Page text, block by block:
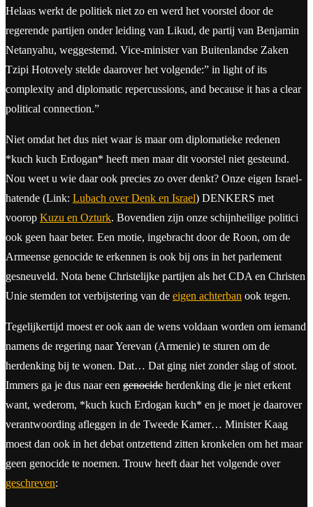
Helaas werkt de politiek niet zo en werd het voorstel door de
regerende partijen onder leiding van Likud, de partij van Benjamin
Netanyahu, weggestemd. Vice-minister van Buitenlandse Zaken
Tzipi Hotovely stelde daarover het volgende:” in light of its
complexity and diplomatic repercussions, and because it has a clear
political connection.”
Niet omdat het dus niet waar is maar om diplomatieke redenen
*kuch kuch Erdogan* heeft men maar dit voorstel niet gesteund.
Nou weet u wie daar ook precies zo over denkt? Onze eigen Israel-
hatende (Link: Lubach over Denk en Israel) DENKERS met
voorop Kuzu en Ozturk. Bovendien zijn onze schijnheilige politici
ook geen haar beter. Een motie, ingebracht door de Roon, om de
Armeense genocide te erkennen is ook bij ons in het parlement
gesneuveld. Nota bene Christelijke partijen als het CDA en Christen
Unie stemden tot verbijstering van de eigen achterban ook tegen.
Tegelijkertijd moest er ook aan de wens voldaan worden om iemand
namens de regering naar Yerevan (Armenie) te sturen om de
herdenking bij te wonen. Dat… Dat ging niet zonder slag of stoot.
Immers ga je dus naar een genocide herdenking die je niet erkent
want, wederom, *kuch kuch Erdogan kuch* en je moet je daarover
verantwoording afleggen in de Tweede Kamer… Minister Kaag
moest dan ook in het debat ontzettend zitten kronkelen om het maar
geen genocide te noemen. Trouw heeft daar het volgende over
geschreven: